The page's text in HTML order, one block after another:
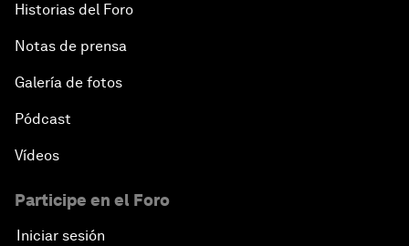
Historias del Foro
Notas de prensa
Galería de fotos
Pódcast
Vídeos
Participe en el Foro
Iniciar sesión